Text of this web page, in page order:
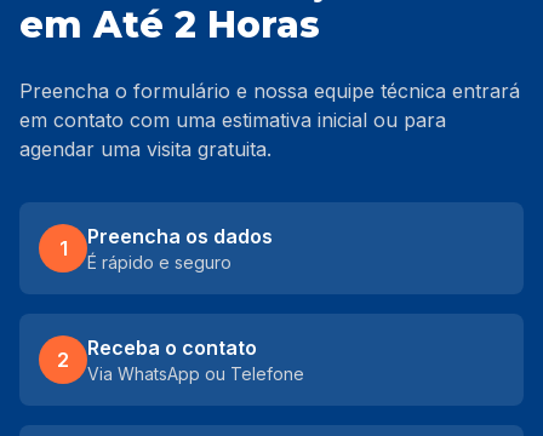
em Até 2 Horas
Preencha o formulário e nossa equipe técnica entrará
em contato com uma estimativa inicial ou para
agendar uma visita gratuita.
1 Preencha os dados
É rápido e seguro
2 Receba o contato
Via WhatsApp ou Telefone